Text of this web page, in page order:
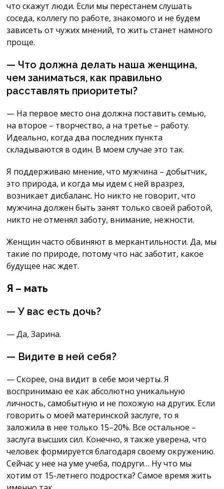
что скажут люди. Если мы перестанем слушать
соседа, коллегу по работе, знакомого и не будем
зависеть от чужих мнений, то жить станет намного
проще.
— Что должна делать наша женщина,
чем заниматься, как правильно
расставлять приоритеты?
— На первое место она должна поставить семью,
на второе – творчество, а на третье – работу.
Идеально, когда два последних пункта
складываются в один. В моем случае это так.
Я поддерживаю мнение, что мужчина – добытчик,
это природа, и когда мы идем с ней вразрез,
возникает дисбаланс. Но никто не говорит, что
мужчина должен быть занят только своей работой,
никто не отменял заботу, внимание, нежности.
Женщин часто обвиняют в меркантильности. Да, мы
такие по природе, потому что нас заботит, какое
будущее нас ждет.
Я – мать
— У вас есть дочь?
— Да, Зарина.
— Видите в ней себя?
— Скорее, она видит в себе мои черты. Я
воспринимаю ее как абсолютно уникальную
личность, самобытную и не похожую на других. Если
говорить о моей материнской заслуге, то я
заложила в нее только 15–20%. Все остальное –
заслуга высших сил. Конечно, я также уверена, что
человек формируется благодаря своему окружению.
Сейчас у нее на уме учеба, подруги… Ну что мы
хотим от 15-летнего подростка? Самое время жить